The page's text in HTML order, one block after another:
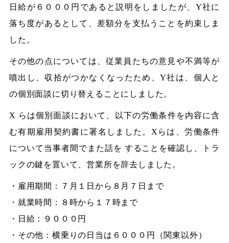
日給が６０００円であると説明をしましたが、Y社に
落ち度があるとして、差額分を支払うことを約束しま
した。
その他の点については、従業員たちの意見や不満等が
噴出し、収拾がつかなくなったため、Y社は、個人と
の個別面談に切り替えることにしました。
X らは個別面談において、以下の労働条件を内容に含
む有期雇用契約書に署名しました。Xらは、労働条件
について当事者間でまた話を することを確認し、トラ
ックの鍵を置いて、営業所を辞去しました。
・雇用期間：７月１日から８月７日まで
・就業時間：８時から１７時まで
・日給：９０００円
・その他：横乗りの日当は６０００円（関東以外）